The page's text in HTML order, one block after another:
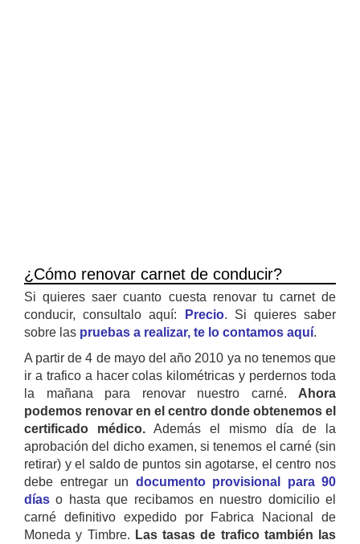
¿Cómo renovar carnet de conducir?
Si quieres saer cuanto cuesta renovar tu carnet de
conducir, consultalo aquí:
Precio. Si quieres saber
sobre las pruebas a realizar, te lo contamos aquí.
A partir de 4 de mayo del año 2010 ya no tenemos que
ir a trafico a hacer colas kilométricas y perdernos toda
la mañana para renovar nuestro carné. Ahora
podemos renovar en el centro donde obtenemos el
certificado médico. Además el mismo día de la
aprobación del dicho examen, si tenemos el carné (sin
retirar) y el saldo de puntos sin agotarse, el centro nos
debe entregar un documento provisional para 90
días o hasta que recibamos en nuestro domicilio el
carné definitivo expedido por Fabrica Nacional de
Moneda y Timbre. Las tasas de trafico también las